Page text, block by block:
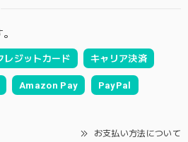
レジットカード キャリア決済
Amazon Pay PayPal
お支払い方法について